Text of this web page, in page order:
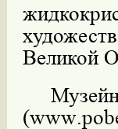
Великой
(www.